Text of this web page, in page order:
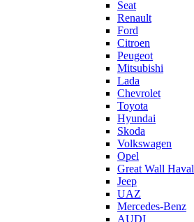
Seat
Renault
Ford
Citroen
Peugeot
Mitsubishi
Lada
Chevrolet
Toyota
Hyundai
Skoda
Volkswagen
Opel
Great Wall Haval
Jeep
UAZ
Mercedes-Benz
AUDI